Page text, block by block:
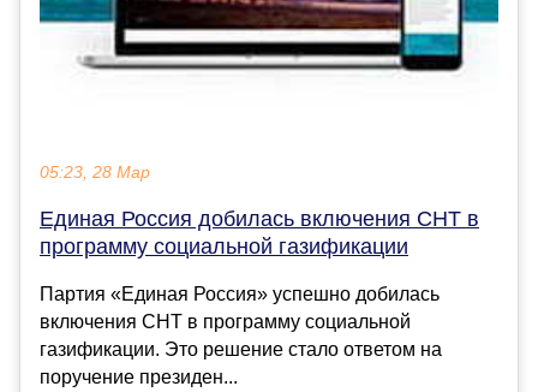
05:23, 28 Мар
Единая Россия добилась включения СНТ в
программу социальной газификации
Партия «Единая Россия» успешно добилась
включения СНТ в программу социальной
газификации. Это решение стало ответом на
поручение президен...